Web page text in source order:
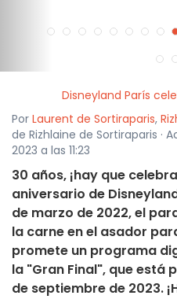
Disneyland París
Por Laurent de Sortiraparis,
de Rizhlaine de Sortiraparis ·
2023 a las 11:23
30 años, ¡hay que
aniversario de
de marzo de 2022, el
la carne en el asador
promete un programa
la "Gran Final", que está
de septiembre de 2023.